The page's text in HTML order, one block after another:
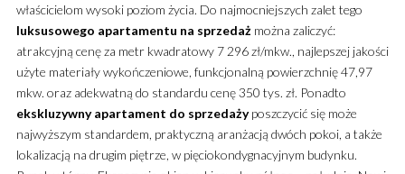
właścicielom wysoki poziom życia. Do najmocniejszych zalet tego
luksusowego apartamentu na sprzedażmożna zaliczyć:
atrakcyjną cenę za metr kwadratowy 7 296 zł/mkw., najlepszej jakości
użyte materiały wykończeniowe, funkcjonalną powierzchnię 47,97
mkw. oraz adekwatną do standardu cenę 350 tys. zł. Ponadto
ekskluzywny apartament do sprzedażyposzczycić się może
najwyższym standardem, praktyczną aranżacją dwóch pokoi, a także
lokalizacją na drugim piętrze, w pięciokondygnacyjnym budynku.